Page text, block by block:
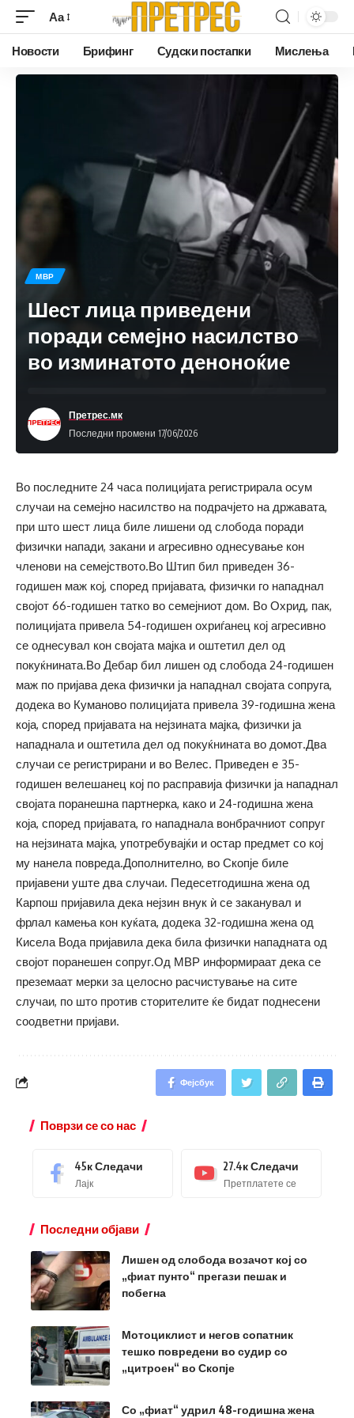
Аа
Новости Брифинг Судски постапки Мислења
МВР
Шест лица приведени
поради семејно насилство
во изминатото деноноќие
Последни промени 17/06/2026
Претрес.мк
Во последните 24 часа полицијата регистрирала осум
случаи на семејно насилство на подрачјето на државата,
при што шест лица биле лишени од слобода поради
физички напади, закани и агресивно однесување кон
членови на семејството.Во Штип бил приведен 36-
годишен маж кој, според пријавата, физички го нападнал
својот 66-годишен татко во семејниот дом. Во Охрид, пак,
полицијата привела 54-годишен охриѓанец кој агресивно
се однесувал кон својата мајка и оштетил дел од
покуќнината.Во Дебар бил лишен од слобода 24-годишен
маж по пријава дека физички ја нападнал својата сопруга,
додека во Куманово полицијата привела 39-годишна жена
која, според пријавата на нејзината мајка, физички ја
нападнала и оштетила дел од покуќнината во домот.Два
случаи се регистрирани и во Велес. Приведен е 35-
годишен велешанец кој по расправија физички ја нападнал
својата поранешна партнерка, како и 24-годишна жена
која, според пријавата, го нападнала вонбрачниот сопруг
на нејзината мајка, употребувајќи и остар предмет со кој
му нанела повреда.Дополнително, во Скопје биле
пријавени уште два случаи. Педесетгодишна жена од
Карпош пријавила дека нејзин внук ѝ се заканувал и
фрлал камења кон куќата, додека 32-годишна жена од
Кисела Вода пријавила дека била физички нападната од
својот поранешен сопруг.Од МВР информираат дека се
преземаат мерки за целосно расчистување на сите
случаи, по што против сторителите ќе бидат поднесени
соодветни пријави.
Фејсбук
Поврзи се со нас
45кСледачи
Лајк
27.4кСледачи
Претплатете се
Последни објави
Лишен од слобода возачот кој со
„фиат пунто“ прегази пешак и
побегна
Мотоциклист и негов сопатник
тешко повредени во судир со
„цитроен“ во Скопје
Со „фиат“ удрил 48-годишна жена